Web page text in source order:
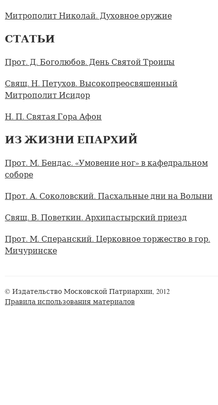
Митрополит Николай. Духовное оружие
СТАТЬИ
Прот. Д. Боголюбов. День Святой Троицы
Свящ. Н. Петухов. Высокопреосвященный
Митрополит Исидор
Н. П. Святая Гора Афон
ИЗ ЖИЗНИ ЕПАРХИЙ
Прот. М. Бендас. «Умовение ног» в кафедральном
соборе
Прот. А. Соколовский. Пасхальные дни на Волыни
Свящ. В. Поветкин. Архипастырский приезд
Прот. М. Сперанский. Церковное торжество в гор.
Мичуринске
© Издательство Московской Патриархии, 2012
Правила использования материалов